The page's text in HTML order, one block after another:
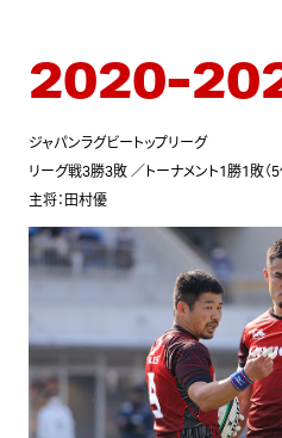
2020-
ジャパンラグビートップリーグ
リーグ戦3勝3敗 ／トーナメント1勝1敗（5
主将：田村優